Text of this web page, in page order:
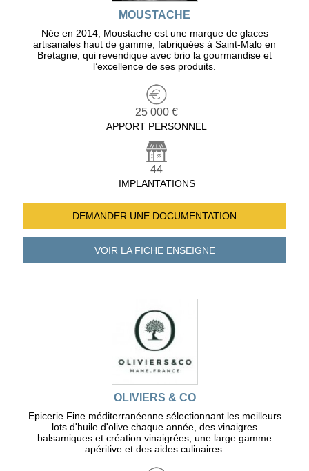
MOUSTACHE
Née en 2014, Moustache est une marque de glaces
artisanales haut de gamme, fabriquées à Saint-Malo en
Bretagne, qui revendique avec brio la gourmandise et
l’excellence de ses produits.
25 000 €
APPORT PERSONNEL
44
IMPLANTATIONS
DEMANDER UNE DOCUMENTATION
VOIR LA FICHEENSEIGNE
OLIVIERS & CO
Epicerie Fine méditerranéenne sélectionnant les meilleurs
lots d'huile d'olive chaque année, des vinaigres
balsamiques et création vinaigrées, une large gamme
apéritive et des aides culinaires.